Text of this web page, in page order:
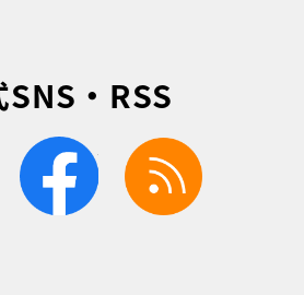
・RSS
twitter facebook